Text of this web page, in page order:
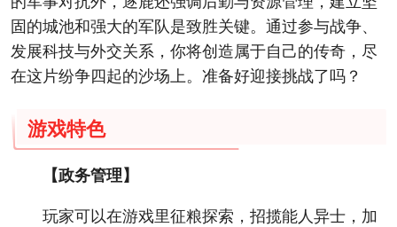
固的城池和强大的军队是致胜关键。通过参与战争、
发展科技与外交关系，你将创造属于自己的传奇，尽
在这片纷争四起的沙场上。准备好迎接挑战了吗？
游戏特色
【政务管理】
玩家可以在游戏里征粮探索，招揽能人异士，加